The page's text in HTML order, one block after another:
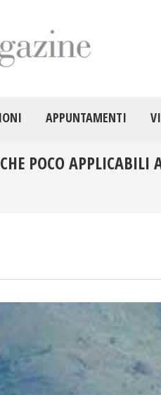
APPUNTAMENTI
POCO APPLICABILI